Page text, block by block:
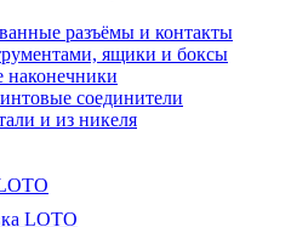
разъёмы и контакты
ящики и боксы
наконечники
соединители
и из никеля
LOTO